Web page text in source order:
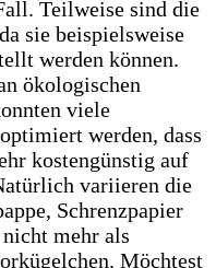
Teilweise sind die
sie beispielsweise
werden können.
ökologischen
viele
werden, dass
kostengünstig auf
variieren die
Schrenzpapier
mehr als
Möchtest